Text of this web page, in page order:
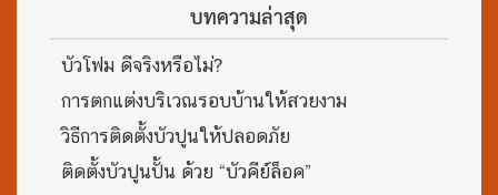
บทความล่าสุด
บัวโฟม ดีจริงหรือไม่?
การตกแต่งบริเวณรอบบ้านให้สวยงาม
วิธีการติดตั้งบัวปูนให้ปลอดภัย
ติดตั้งบัวปูนปั้น ด้วย “บัวคีย์ล็อค”